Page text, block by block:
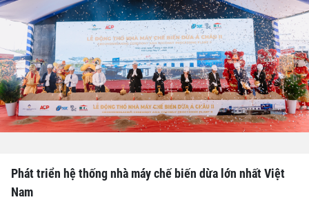
Phát triển hệ thống nhà máy chế biến dừa lớn nhất Việt
Nam